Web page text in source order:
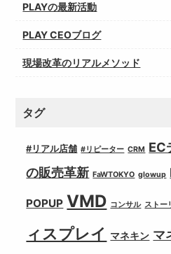
PLAYの最新活動
PLAY CEOブログ
現場改革のリアルメソッド
タグ
#リアル店舗 #リピーター CRM EC
の販売革新 FaWTOKYO glowup
POPUP VMD コンサル ストー
ィスプレイ マネキン マ